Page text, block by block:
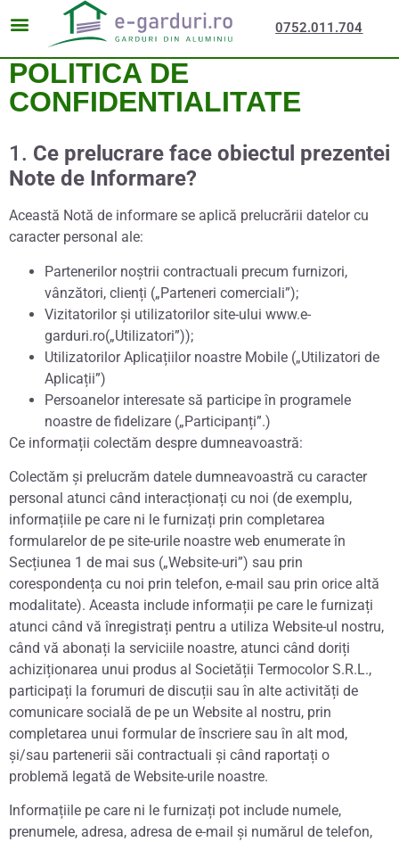
0752.011.704
POLITICA DE
CONFIDENTIALITATE
1. Ce prelucrare face obiectul prezentei
Note de Informare?
Această Notă de informare se aplică prelucrării datelor cu
caracter personal ale:
Partenerilor noștrii contractuali precum furnizori,
vânzători, clienți („Parteneri comerciali”);
Vizitatorilor și utilizatorilor site-ului www.e-
garduri.ro(„Utilizatori”));
Utilizatorilor Aplicațiilor noastre Mobile („Utilizatori de
Aplicații”)
Persoanelor interesate să participe în programele
noastre de fidelizare („Participanți”.)
Ce informații colectăm despre dumneavoastră:
Colectăm și prelucrăm datele dumneavoastră cu caracter
personal atunci când interacționați cu noi (de exemplu,
informațiile pe care ni le furnizați prin completarea
formularelor de pe site-urile noastre web enumerate în
Secțiunea 1 de mai sus („Website-uri”) sau prin
corespondența cu noi prin telefon, e-mail sau prin orice altă
modalitate). Aceasta include informații pe care le furnizați
atunci când vă înregistrați pentru a utiliza Website-ul nostru,
când vă abonați la serviciile noastre, atunci când doriți
achiziționarea unui produs al Societății Termocolor S.R.L.,
participați la forumuri de discuții sau în alte activități de
comunicare socială de pe un Website al nostru, prin
completarea unui formular de înscriere sau în alt mod,
și/sau partenerii săi contractuali și când raportați o
problemă legată de Website-urile noastre.
Informațiile pe care ni le furnizați pot include numele,
prenumele, adresa, adresa de e-mail și numărul de telefon,